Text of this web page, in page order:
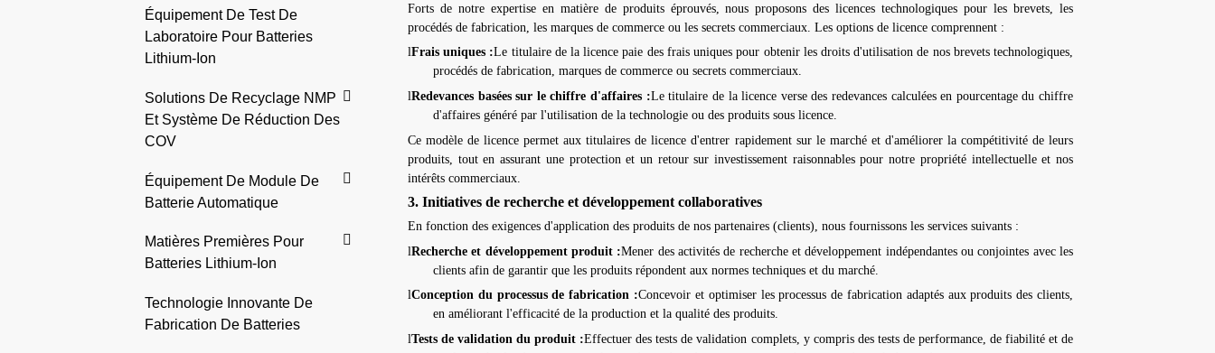
Équipement De Test De
Laboratoire Pour Batteries
Lithium-Ion
Solutions De Recyclage NMP
Et Système De Réduction Des
COV
Équipement De Module De
Batterie Automatique
Matières Premières Pour
Batteries Lithium-Ion
Technologie Innovante De
Fabrication De Batteries
Forts de notre expertise en matière de produits éprouvés, nous proposons des licences technologiques pour les brevets, les
procédés de fabrication, les marques de commerce ou les secrets commerciaux. Les options de licence comprennent :
lFrais uniques :Le titulaire de la licence paie des frais uniques pour obtenir les droits d'utilisation de nos brevets technologiques,
procédés de fabrication, marques de commerce ou secrets commerciaux.
lRedevances basées sur le chiffre d'affaires :Le titulaire de la licence verse des redevances calculées en pourcentage du chiffre
d'affaires généré par l'utilisation de la technologie ou des produits sous licence.
Ce modèle de licence permet aux titulaires de licence d'entrer rapidement sur le marché et d'améliorer la compétitivité de leurs
produits, tout en assurant une protection et un retour sur investissement raisonnables pour notre propriété intellectuelle et nos
intérêts commerciaux.
3. Initiatives de recherche et développement collaboratives
En fonction des exigences d'application des produits de nos partenaires (clients), nous fournissons les services suivants :
lRecherche et développement produit :Mener des activités de recherche et développement indépendantes ou conjointes avec les
clients afin de garantir que les produits répondent aux normes techniques et du marché.
lConception du processus de fabrication :Concevoir et optimiser les processus de fabrication adaptés aux produits des clients,
en améliorant l'efficacité de la production et la qualité des produits.
lTests de validation du produit :Effectuer des tests de validation complets, y compris des tests de performance, de fiabilité et de